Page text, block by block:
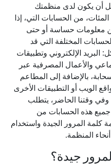
أن يكون لدى منظمتك
من الحسابات التي، إذا
معلومات حساسة أو حتى
المختلفة التي قد
البريد الإلكتروني وتطبيقات
والأعمال المصرفية عبر
بالإضافة إلى المطاعم
الويب أو التطبيقات الأخرى
وفي وقتنا الحاضر، يتطلب
جميع هذه الحسابات من
كلمة المرور الجيدة واستخدام
المنظمة.
جيدة؟